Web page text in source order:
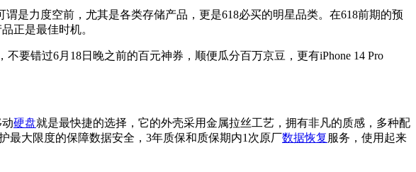
是力度空前，尤其是各类存储产品，更是618必买的明星品类。在618前期的预
正是最佳时机。
要错过6月18日晚之前的百元神券，顺便瓜分百万京豆，更有iPhone 14 Pro
硬盘就是最快捷的选择，它的外壳采用金属拉丝工艺，拥有非凡的质感，多种配
最大限度的保障数据安全，3年质保和质保期内1次原厂数据恢复 服务，使用起来